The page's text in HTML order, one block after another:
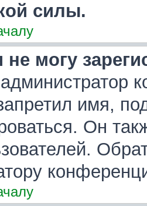
силы.
могу
имя,
Он